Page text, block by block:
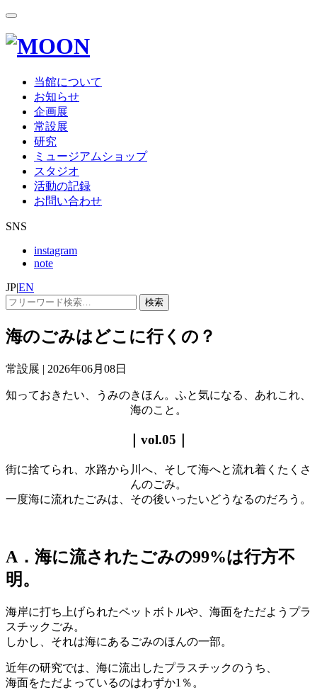
当館について
お知らせ
企画展
常設展
研究
ミュージアムショップ
スタジオ
活動の記録
お問い合わせ
SNS
instagram
note
JP|EN
検索
海のごみはどこに行くの？
常設展 | 2026年06月08日
知っておきたい、うみのきほん。ふと気になる、あれこれ、
海のこと。
vol.05｜
街に捨てられ、水路から川へ、そして海へと流れ着くたくさ
んのごみ。
一度海に流れたごみは、その後いったいどうなるのだろう。
A． 海に流されたごみの99%は行方不
明 。
海岸に打ち上げられたペットボトルや、海面をただようプラ
スチックごみ。
しかし、それは海にあるごみのほんの一部。
近年の研究では、海に流出したプラスチックのうち、
海面をただよっているのはわずか1％。